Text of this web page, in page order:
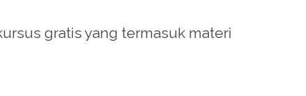
gratis yang termasuk materi